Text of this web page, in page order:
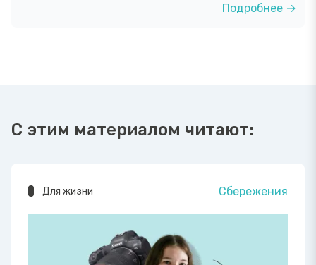
Подробнее →
С этим материалом читают:
Для жизни Сбережения